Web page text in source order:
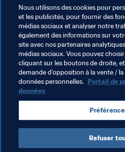
fonctionnaires offrent sans
rendre hommage à leur
match de gala "Football For
semaine. Des ex-stars
Park Jisung et David Trezeguet
crampons le 23 mai à l'ANZ
match sera également
Gabs_adventure, membre
des Fans FIFA, apprécie
Nous utilisons des cookies pour
et les publicités, pour fournir des
médias sociaux et analyser notre
également des informations sur
site avec nos partenaires
médias sociaux. Vous pouvez
cliquant sur les boutons de droite,
demande d’opposition à la vente /
données personnelles. Portail de
données
Refuser